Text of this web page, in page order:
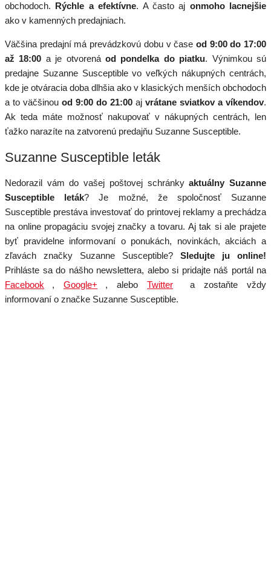
obchodoch. Rýchle a efektívne. A často aj onmoho lacnejšie
ako v kamenných predajniach.
Väčšina predajní má prevádzkovú dobu v čase od 9:00 do 17:00
až 18:00 a je otvorenáod pondelka do piatku. Výnimkou sú
predajne Suzanne Susceptible vo veľkých nákupných centrách,
kde je otváracia doba dlhšia ako v klasických menších obchodoch
a to väčšinou od 9:00 do 21:00 aj vrátane sviatkov a víkendov.
Ak teda máte možnosť nakupovať v nákupných centrách, len
ťažko narazíte na zatvorenú predajňu Suzanne Susceptible.
Suzanne Susceptible leták
Nedorazil vám do vašej poštovej schránkyaktuálny Suzanne
Susceptible leták? Je možné, že spoločnosť Suzanne
Susceptible prestáva investovať do printovej reklamy a prechádza
na online propagáciu svojej značky a tovaru. Aj tak si ale prajete
byť pravidelne informovaní o ponukách, novinkách, akciách a
zľavách značky Suzanne Susceptible? Sledujte ju online!
Prihláste sa do nášho newslettera, alebo si pridajte náš portál na
Facebook
, Google+ , alebo Twitter
a zostaňte vždy
informovaní o značke Suzanne Susceptible.